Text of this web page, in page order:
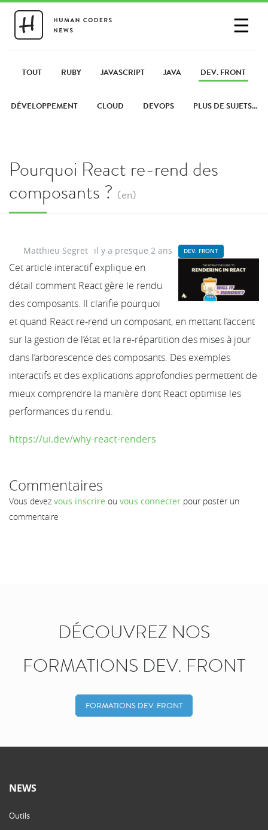
☰
PARTAGER UN LIEN
TOUT RUBY JAVASCRIPT JAVA DEV. FRONT
DÉVELOPPEMENT CLOUD DEVOPS PLUS DE SUJETS...
Pourquoi React re-rend des
composants ? (en)
Matthieu Segret il y a presque 2 ans DEV. FRONT
Cet article interactif explique en
détail comment React gère le rendu
des composants. Il clarifie pourquoi
et quand React re-rend un composant, en mettant l’accent
sur la gestion de l’état et la re-répartition des mises à jour
dans l’arborescence des composants. Des exemples
interactifs et des explications approfondies permettent de
mieux comprendre la manière dont React optimise les
performances du rendu.
https://ui.dev/why-react-renders
Commentaires
Vous devez vous inscrire ou vous connecter pour poster un
commentaire
DÉCOUVREZ NOS
FORMATIONS DEV. FRONT
FORMATIONS DEV. FRONT
NEWS
Outils